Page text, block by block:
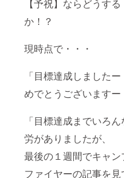
【予祝】ならどうする
か！？
現時点で・・・
「目標達成しました
めでとうございますー
「目標達成までいろ
労がありましたが、
最後の１週間でキャン
ファイヤーの記事を見